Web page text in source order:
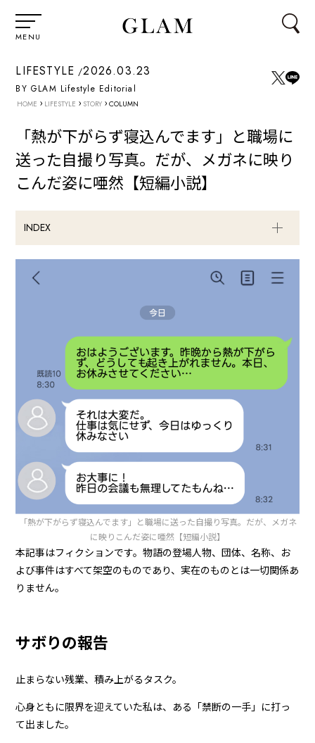
MENU
LIFESTYLE 2026.03.23
BY GLAM Lifestyle Editorial
HOME › LIFESTYLE › STORY › COLUMN
「熱が下がらず寝込んでます」と職場に
送った自撮り写真。だが、メガネに映り
こんだ姿に唖然【短編小説】
INDEX
「熱が下がらず寝込んでます」と職場に送った自撮り写真。だが、メガネ
に映りこんだ姿に唖然【短編小説】
本記事はフィクションです。物語の登場人物、団体、名称、お
よび事件はすべて架空のものであり、実在のものとは一切関係あ
りません。
サボりの報告
止まらない残業、積み上がるタスク。
心身ともに限界を迎えていた私は、ある「禁断の一手」に打っ
て出ました。